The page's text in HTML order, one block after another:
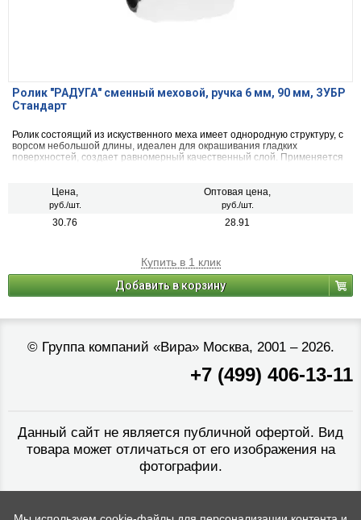
Ролик "РАДУГА" сменный меховой, ручка 6 мм, 90 мм, ЗУБР
Стандарт
Ролик состоящий из искуственного меха имеет однородную структуру, с
ворсом небольшой длины, идеален для окрашивания гладких
поверхностей, создает равномерный качественный слой. Применяется
Цена,
руб./шт.
Оптовая цена,
руб./шт.
30.76 28.91
Купить в 1 клик
Добавить в корзину
© Группа компаний «Вира»Москва, 2001 – 2026.
+7 (499) 406-13-11
Данный сайт не является публичной офертой. Вид
товара может отличаться от его изображения на
фотографии.